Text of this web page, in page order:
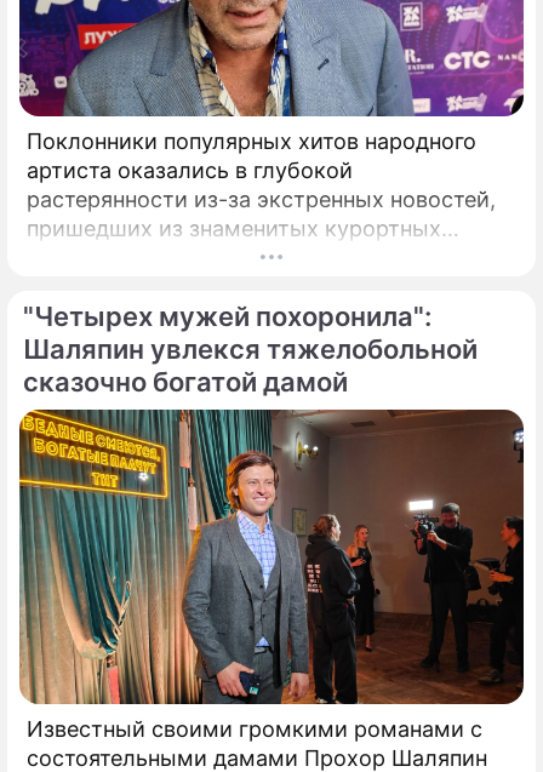
Поклонники популярных хитов народного
артиста оказались в глубокой
растерянности из-за экстренных новостей,
пришедших из знаменитых курортных
городов. Григорий Лепс, чей гастрольный
вперед, ошарашил публику крайне
неприятным решением.
"Четырех мужей похоронила":
Шаляпин увлекся тяжелобольной
сказочно богатой дамой
Известный своими громкими романами с
состоятельными дамами Прохор Шаляпин